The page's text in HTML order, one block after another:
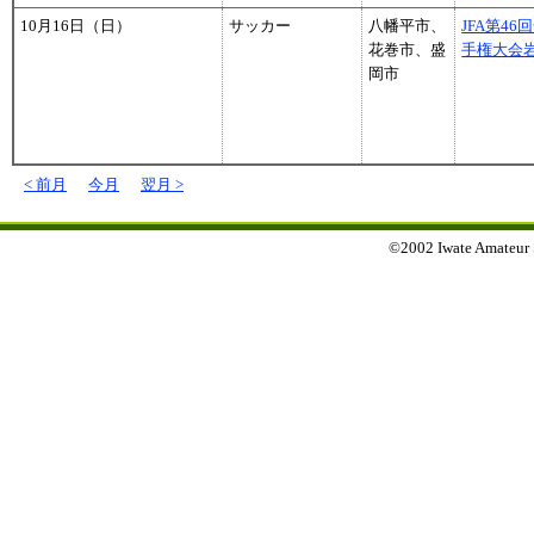
10月16日（日） サッカー
八幡平市、
花巻市、盛
岡市
JFA第46
手権大会
< 前月 今月 翌月 >
©2002 Iwate Amateur